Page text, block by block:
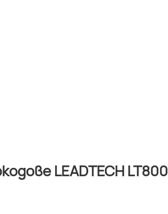
LEADTECH LT800